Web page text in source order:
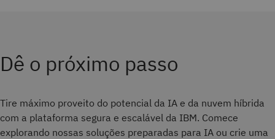
Dê o próximo passo
Tire máximo proveito do potencial da IA e da nuvem híbrida
com a plataforma segura e escalável da IBM. Comece
explorando nossas soluções preparadas para IA ou crie uma